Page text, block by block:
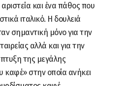
και ένα πάθος που
ιταλικό. Η δουλειά
σημαντική μόνο για την
αλλά και για την
της μεγάλης
καφέ» στην οποία ανήκει